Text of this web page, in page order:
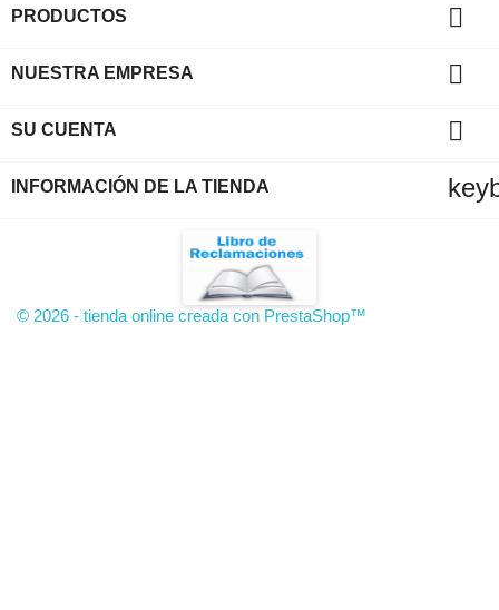
PRODUCTOS 
NUESTRA EMPRESA 
SU CUENTA 
INFORMACIÓN DE LA TIENDA
© 2026 - tienda online creada con PrestaShop™